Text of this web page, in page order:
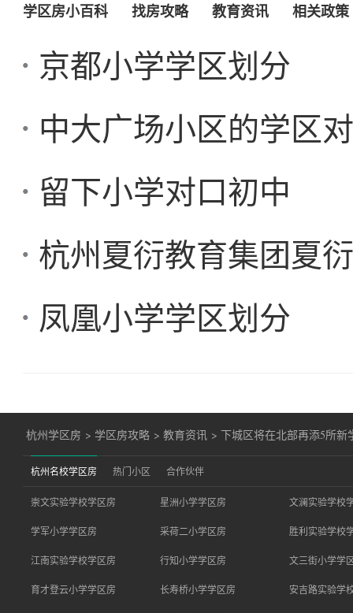
学区房小百科 找房攻略 教育资讯 相关政策
京都小学学区划分
中大广场小区的学区
留下小学对口初中
杭州夏衍教育集团夏
凤凰小学学区划分
杭州学区房 > 学区房攻略 >教育资讯 >下城区将在北部再添5所新
杭州名校学区房 热门小区 合作伙伴
崇文实验学校学区房 星洲小学学区房 文澜实验学校
学军小学学区房 采荷二小学区房 胜利实验学校
江南实验学校学区房 行知小学学区房 文三街小学学
育才登云小学学区房 长寿桥小学学区房 安吉路实验学